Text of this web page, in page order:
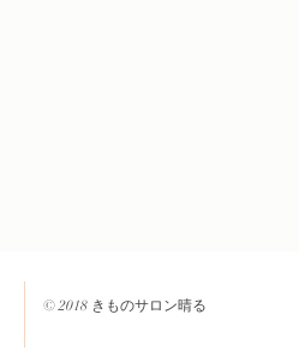
© 2018 きものサロン晴る